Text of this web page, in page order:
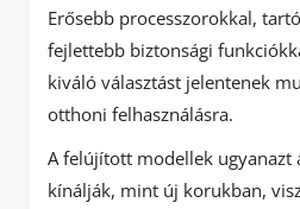
Erősebb processzorokkal,
fejlettebb biztonsági
kiváló választást jelentenek
otthoni felhasználásra.
A felújított modellek ugyanazt
kínálják, mint új korukban,